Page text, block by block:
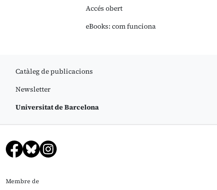
Accés obert
eBooks: com funciona
Catàleg de publicacions
Newsletter
Universitat de Barcelona
Membre de